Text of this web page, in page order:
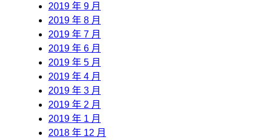
2019 年 9 月
2019 年 8 月
2019 年 7 月
2019 年 6 月
2019 年 5 月
2019 年 4 月
2019 年 3 月
2019 年 2 月
2019 年 1 月
2018 年 12 月